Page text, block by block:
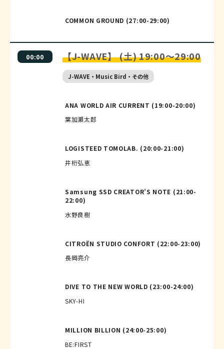
COMMON GROUND (27:00-29:00)
00:00 【J-WAVE】 (土) 19:00～29:00
J-WAVE・Music Bird・その他
ANA WORLD AIR CURRENT (19:00-20:00)
葉加瀬太郎
LOGISTEED TOMOLAB. (20:00-21:00)
井桁弘恵
Samsung SSD CREATOR’S NOTE (21:00-
22:00)
水野良樹
CITROËN STUDIO CONFORT (22:00-23:00)
長岡亮介
DIVE TO THE NEW WORLD (23:00-24:00)
SKY-HI
MILLION BILLION (24:00-25:00)
BE:FIRST